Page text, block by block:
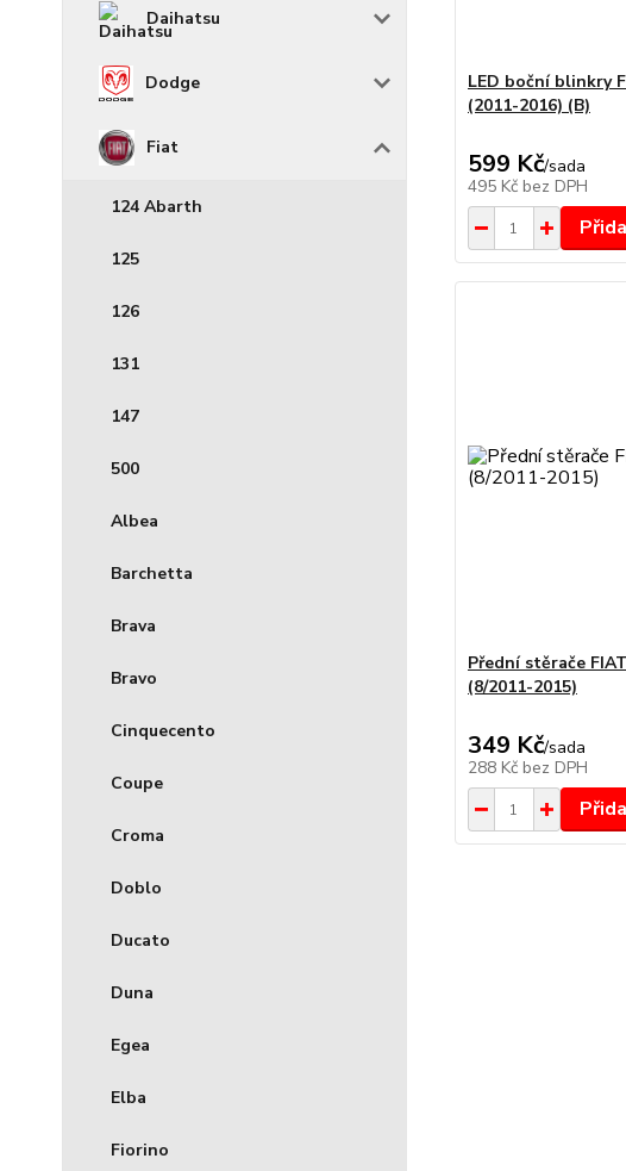
Daihatsu
Dodge
Fiat
124 Abarth
125
126
131
147
500
Albea
Barchetta
Brava
Bravo
Cinquecento
Coupe
Croma
Doblo
Ducato
Duna
Egea
Elba
Fiorino
LED boční blinkry
(2011-2016) (B)
599 Kč/sada
495 Kč bez DPH
Přední stěrače
(8/2011-2015)
349 Kč/sada
288 Kč bez DPH